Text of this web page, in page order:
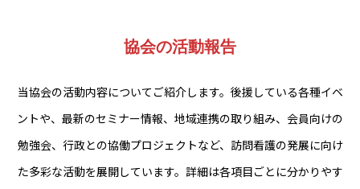
協会の活動報告
当協会の活動内容についてご紹介します。後援している各種イベ
ントや、最新のセミナー情報、地域連携の取り組み、会員向けの
勉強会、行政との協働プロジェクトなど、訪問看護の発展に向け
た多彩な活動を展開しています。詳細は各項目ごとに分かりやす